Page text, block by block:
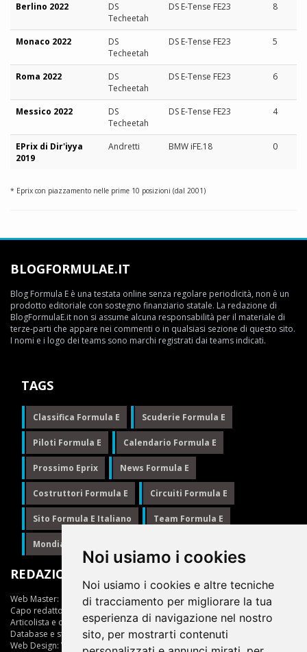
Noi usiamo i cookies
Noi usiamo i cookies e altre tecniche
di tracciamento per migliorare la tua
esperienza di navigazione nel nostro
sito, per mostrarti contenuti
Berlino 2022
DS
Techeetah
DS E-Tense FE23 8
Monaco 2022
DS
Techeetah
DS E-Tense FE23 5
Roma 2022
DS
Techeetah
DS E-Tense FE23 6
Messico 2022
DS
Techeetah
DS E-Tense FE23 4
EPrix di Dir'iyya
2019
Andretti BMW iFE.18 0
* Eprix con piazzamento nelle prime 10 posizioni (dal 2001)
BLOGFORMULAE.IT
Blog Formula E è una testata online senza regolare periodicità, non è un
prodotto editoriale con sostegno finanziario statale. La redazione di
BlogFormulaE.it non si assume alcuna responsabilità per il materiale di
terze-parti che appare nei commenti o in qualsiasi sezione di questo sito.
I nomi e i logo dei teams sono marchi registrati dai teams indicati.
TAGS
Classifica Formula E Scuderie Formula E
Piloti Formula E Calendario Formula E
Prossimo Eprix News Formula E
Costruttori Formula E Circuiti Formula E
Sito Formula E Italiano Team Formula E
Mondiale Formula E
REDAZIONE
Web Master:
Ing.Daniele Muscarella
Capo redattore:
Articolista e opinionista:Giuseppe Cianci
Database e statistiche:Marcella Toschi
Web Design: Vittorio Arena